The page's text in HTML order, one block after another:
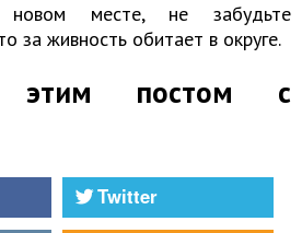
месте, не забудьте
за живность обитает в округе.
этим постом с
Twitter